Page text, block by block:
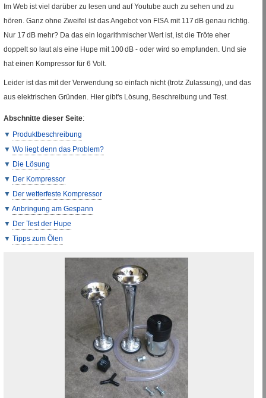
Im Web ist viel darüber zu lesen und aufYoutube auch zu sehen und zu
hören. Ganz ohne Zweifel ist das Angebot von FISA mit 117 dB genau richtig.
Nur 17 dB mehr? Da das ein logarithmischer Wert ist, ist die Tröte eher
doppelt so laut als eine Hupe mit 100dB - oder wird so empfunden. Und sie
hat einen Kompressor für 6 Volt.
Leider ist das mit der Verwendung so einfach nicht (trotz Zulassung), und das
aus elektrischen Gründen. Hier gibt's Lösung, Beschreibung und Test.
Abschnitte dieser Seite:
Produktbeschreibung
Wo liegt denn das Problem?
Die Lösung
Der Kompressor
Der wetterfeste Kompressor
Anbringung am Gespann
Der Test der Hupe
Tipps zum Ölen